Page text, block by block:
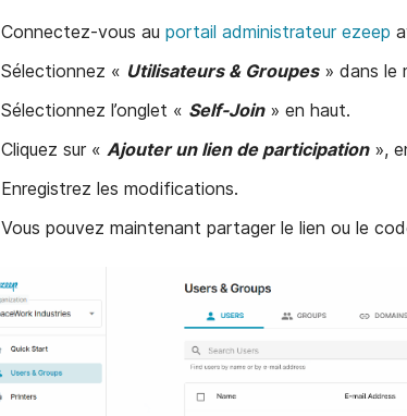
Connectez-vous auportail administrateur ezeep
Sélectionnez « Utilisateurs & Groupes» dans le
Sélectionnez l’onglet « Self-Join» en haut.
Cliquez sur «Ajouter un lien de participation»,
Enregistrez les modifications.
Vous pouvez maintenant partager le lien ou le